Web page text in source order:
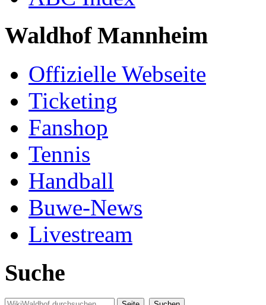
Waldhof Mannheim
Offizielle Webseite
Ticketing
Fanshop
Tennis
Handball
Buwe-News
Livestream
Suche